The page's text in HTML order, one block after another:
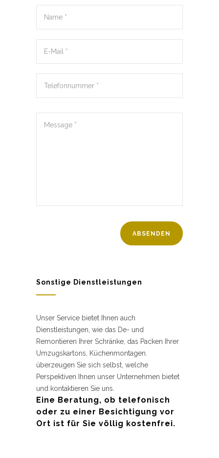
Sonstige Dienstleistungen
Unser Service bietet Ihnen auch
Dienstleistungen, wie das De- und
Remontieren Ihrer Schränke, das Packen Ihrer
Umzugskartons, Küchenmontagen.
überzeugen Sie sich selbst, welche
Perspektiven Ihnen unser Unternehmen bietet
und kontaktieren Sie uns.
Eine Beratung, ob telefonisch
oder zu einer Besichtigung vor
Ort ist für Sie völlig kostenfrei.